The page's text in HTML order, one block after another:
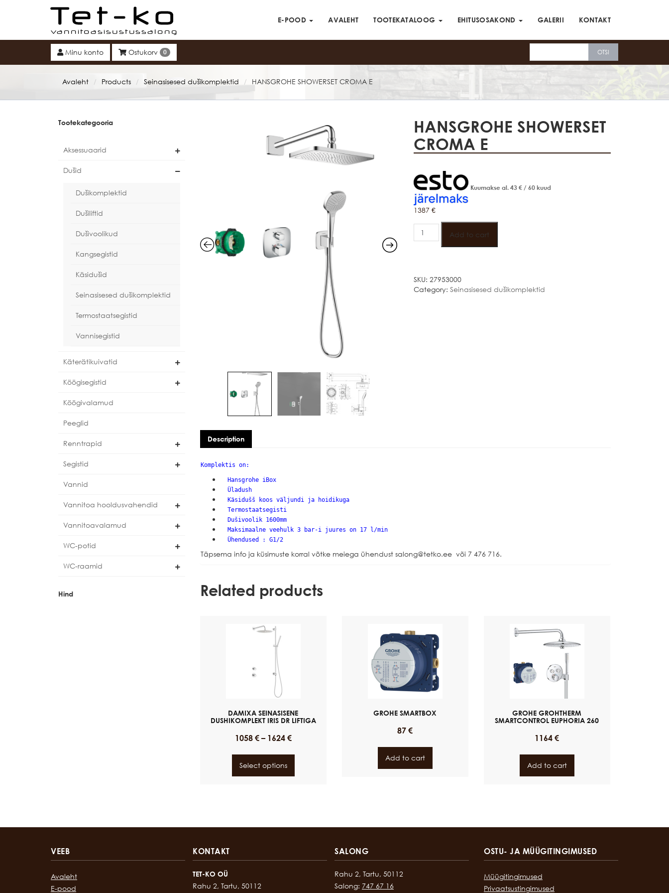
Tet-ko E-POOD AVALEHT TOOTEKATALOOG EHITUSOSAKOND GALERII KONTAKT
Minu konto Ostukorv 0
Avaleht / Products / Seinasisesed dušikomplektid / HANSGROHE SHOWERSET CROMA E
Tootekategooria
Aksessuaarid
Dušid
Dušikomplektid
Dušiliftid
Dušivoolikud
Kangsegistid
Käsidušid
Seinasisesed dušikomplektid
Termostaatsegistid
Vannisegistid
Käterätikuivatid
Köögisegistid
Köögivalamud
Peeglid
Renntrapid
Segistid
Vannid
Vannitoa hooldusvahendid
Vannitoavalamud
WC-potid
WC-raamid
Hind
HANSGROHE SHOWERSET
CROMA E
Kuumakse al. 43 € / 60 kuud
1387 €
HANSGROHE
SHOWERSETAdd to cart
SKU: 27953000
Category: Seinasisesed dušikomplektid
Description
Komplektis on:
Hansgrohe iBox
Üladush
Käsidušš koos väljundi ja hoidikuga
Termostaatsegisti
Dušivoolik 1600mm
Maksimaalne veehulk 3 bar-i juures on 17 l/min
Ühendused : G1/2
Täpsema info ja küsimuste korral võtke meiega ühendust salong@tetko.ee või 7 476 716.
Related products
DAMIXA SEINASISENE
DUSHIKOMPLEKT IRIS DR LIFTIGA
1058 €– 1624 €
Select options
GROHE SMARTBOX
87€
Add to cart
GROHE GROHTHERM
SMARTCONTROL EUPHORIA 260
1164€
Add to cart
VEEB
Avaleht
E-pood
KONTAKT
TET-KO OÜ
Rahu 2, Tartu, 50112
SALONG
Rahu 2, Tartu, 50112
Salong: 747 67 16
OSTU- JA MÜÜGITINGIMUSED
Müügitingimused
Privaatsustingimused